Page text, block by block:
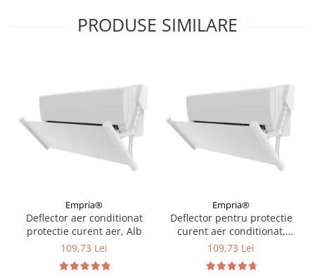
PRODUSE SIMILARE
Empria®
Deflector aer conditionat
protectie curent aer, Alb
109,73 Lei
Empria®
Deflector pentru protectie
curent aer conditionat,
Empria, ajustabil pe 4
109,73 Lei